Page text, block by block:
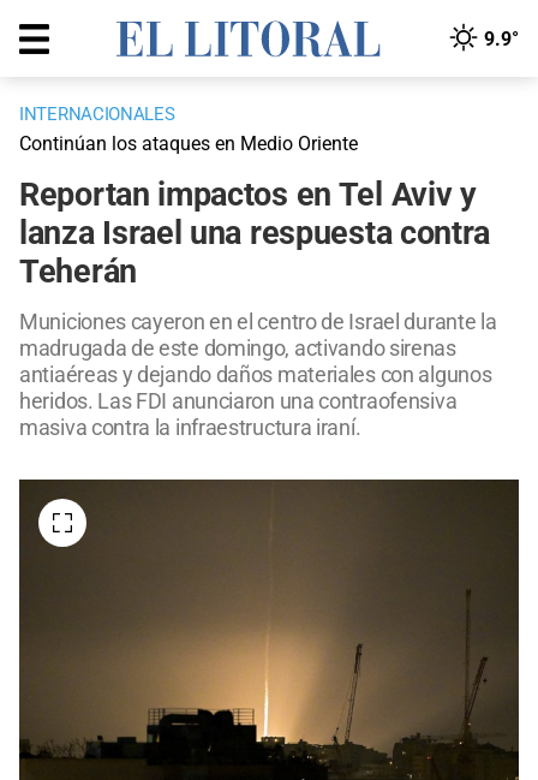
9.9°
INTERNACIONALES
Continúan los ataques en Medio Oriente
Reportan impactos en Tel Aviv y
lanza Israel una respuesta contra
Teherán
Municiones cayeron en el centro de Israel durante la
madrugada de este domingo, activando sirenas
antiaéreas y dejando daños materiales con algunos
heridos. Las FDI anunciaron una contraofensiva
masiva contra la infraestructura iraní.